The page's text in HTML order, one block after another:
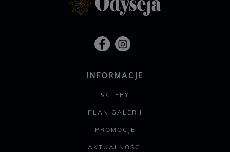
INFORMACJE
SKLEPY
PLAN GALERII
PROMOCJE
AKTUALNOŚCI